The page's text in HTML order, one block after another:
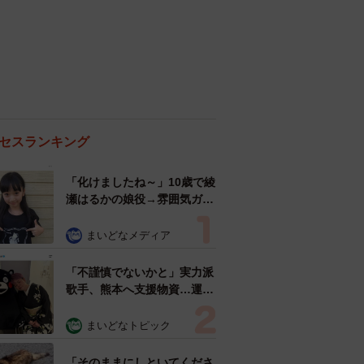
スランキング
「化けましたね～」10歳で綾
瀬はるかの娘役→雰囲気ガラ
雰囲気が」「宝塚に入れそ
まいどなメディア
「不謹慎でないかと」実力派
歌手、熊本へ支援物資…運搬
めらい 「痛いほど伝わる」
まいどなトピック